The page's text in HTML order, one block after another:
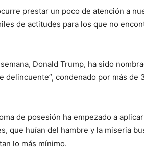
prestar un poco de atención a
de actitudes para los que no
Donald Trump, ha sido
delincuente”, condenado por más de
de posesión ha empezado a
que huían del hambre y la miseria
lo más mínimo.